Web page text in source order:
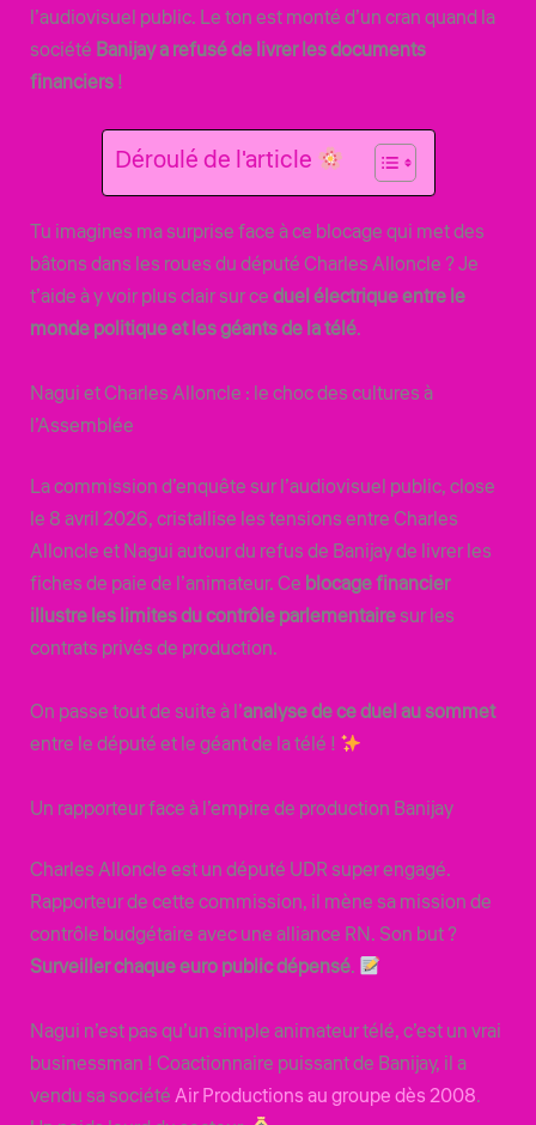
l’audiovisuel public. Le ton est monté d’un cran quand la
société Banijay a refusé de livrer les documents
financiers!
Déroulé de l'article
Tu imagines ma surprise face à ce blocage qui met des
bâtons dans les roues du député Charles Alloncle ? Je
t’aide à y voir plus clair sur ceduel électrique entre le
monde politique et les géants de la télé.
Nagui et Charles Alloncle : le choc des cultures à
l’Assemblée
La commission d’enquête sur l’audiovisuel public, close
le 8 avril 2026, cristallise les tensions entre Charles
Alloncle et Nagui autour du refus de Banijay de livrer les
fiches de paie de l’animateur. Ce blocage financier
illustre les limites du contrôle parlementairesur les
contrats privés de production.
On passe tout de suite à l’analyse de ce duel au sommet
entre le député et le géant de la télé !
Un rapporteur face à l’empire de production Banijay
Charles Alloncle est un député UDR super engagé.
Rapporteur de cette commission, il mène sa mission de
contrôle budgétaire avec une alliance RN. Son but ?
Surveiller chaque euro public dépensé.
Nagui n’est pas qu’un simple animateur télé, c’est un vrai
businessman ! Coactionnaire puissant de Banijay, il a
vendu sa sociétéAir Productions au groupe dès 2008.